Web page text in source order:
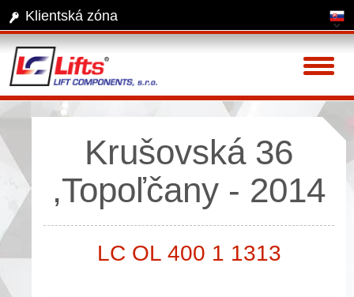
Klientská zóna
Krušovská 36
,Topoľčany - 2014
LC OL 400 1 1313